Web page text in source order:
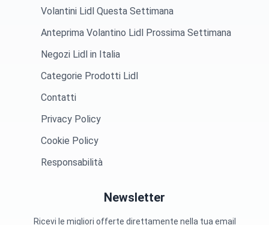
Volantini Lidl Questa Settimana
Anteprima Volantino Lidl Prossima Settimana
Negozi Lidl in Italia
Categorie Prodotti Lidl
Contatti
Privacy Policy
Cookie Policy
Responsabilità
Newsletter
Ricevi le migliori offerte direttamente nella tua email